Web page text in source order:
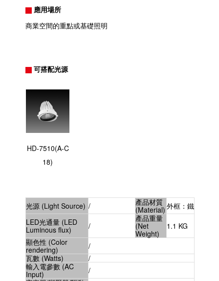
應用場所
商業空間的重點或基礎照明
可搭配光源
HD-7510(A-C
18)
光源 (Light Source) /
產品材質
(Material) 外框：鐵
LED光通量 (LED
Luminous flux)
/
產品重量
(Net
Weight)
1.1 KG
顯色性 (Color
rendering)
/
瓦數 (Watts)
/
輸入電參數 (AC
Input)
/